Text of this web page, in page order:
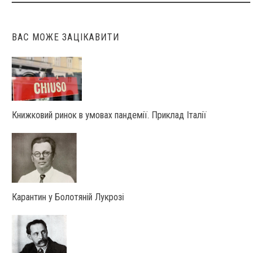
ВАС МОЖЕ ЗАЦІКАВИТИ
Книжковий ринок в умовах пандемії. Приклад Італії
Карантин у Болотяній Лукрозі